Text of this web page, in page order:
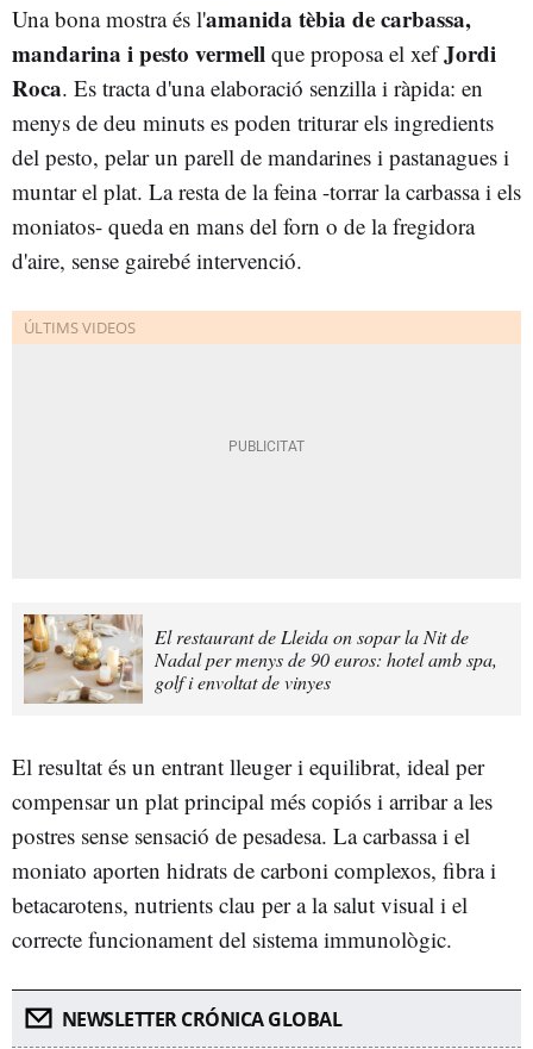
Una bona mostra és l'amanida tèbia de carbassa,
mandarina i pesto vermell que proposa el xefJordi
Roca. Es tracta d'una elaboració senzilla i ràpida: en
menys de deu minuts es poden triturar els ingredients
del pesto, pelar un parell de mandarines i pastanagues i
muntar el plat. La resta de la feina -torrar la carbassa i els
moniatos- queda en mans del forn o de la fregidora
d'aire, sense gairebé intervenció.
El restaurant de Lleida on sopar la Nit de
Nadal per menys de 90 euros: hotel amb spa,
golf i envoltat de vinyes
El resultat és un entrant lleuger i equilibrat, ideal per
compensar un plat principal més copiós i arribar a les
postres sense sensació de pesadesa. La carbassa i el
moniato aporten hidrats de carboni complexos, fibra i
betacarotens, nutrients clau per a la salut visual i el
correcte funcionament del sistema immunològic.
NEWSLETTER CRÓNICA GLOBAL